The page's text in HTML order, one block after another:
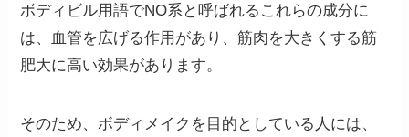
ボディビル用語でNO系と呼ばれるこれらの成分に
は、血管を広げる作用があり、筋肉を大きくする筋
肥大に高い効果があります。
そのため、 ボディメイクを目的としている人には、